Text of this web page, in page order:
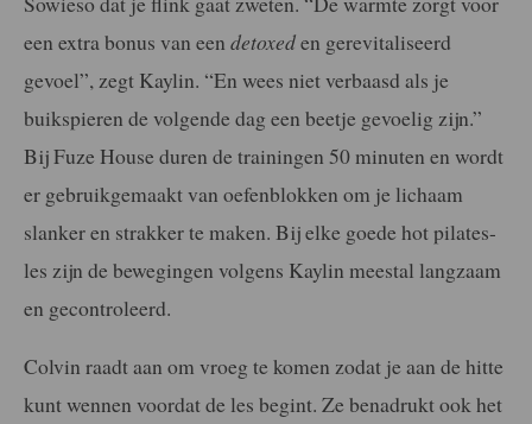
een extra bonus van een detoxeden gerevitaliseerd
gevoel”, zegt Kaylin. “En wees niet verbaasd als je
buikspieren de volgende dag een beetje gevoelig zijn.”
Bij Fuze House duren de trainingen 50 minuten en wordt
er gebruikgemaakt van oefenblokken om je lichaam
slanker en strakker te maken. Bij elke goede hot pilates-
les zijn de bewegingen volgens Kaylin meestal langzaam
en gecontroleerd.
Colvin raadt aan om vroeg te komen zodat je aan de hitte
kunt wennen voordat de les begint. Ze benadrukt ook het